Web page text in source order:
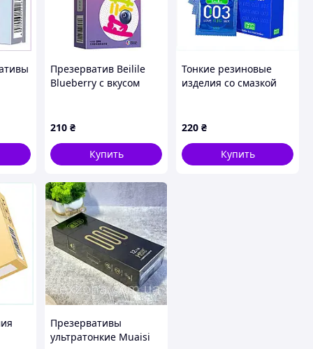
Презерватив Beilile
Blueberry с вкусом
210 ₴
Купить
Тонкие резиновые
изделия со смазкой
220 ₴
Купить
Презервативы
ультратонкие Muaisi